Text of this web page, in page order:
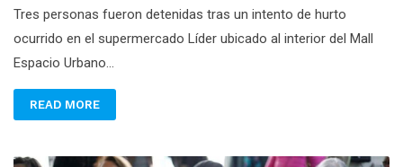
Tres personas fueron detenidas tras un intento de hurto
ocurrido en el supermercado Líder ubicado al interior del Mall
Espacio Urbano...
READ MORE